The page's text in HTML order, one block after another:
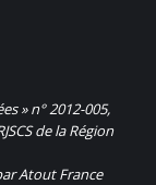
» n° 2012-005,
de la Région
Atout France